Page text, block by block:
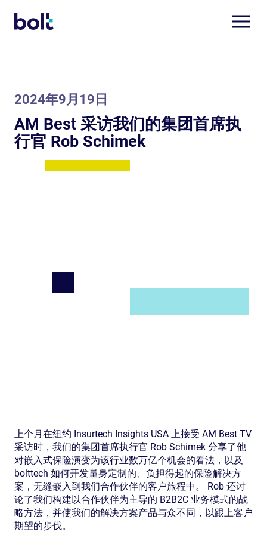
2024年9月19日
AM Best 采访我们的集团首席执
行官 Rob Schimek
上个月在纽约 Insurtech Insights USA 上接受 AM Best TV
采访时，我们的集团首席执行官 Rob Schimek 分享了他
对嵌入式保险演变为该行业数万亿个机会的看法，以及
bolttech 如何开发量身定制的、负担得起的保险解决方
案，无缝嵌入到我们合作伙伴的客户旅程中。 Rob 还讨
论了我们构建以合作伙伴为主导的 B2B2C 业务模式的战
略方法，并使我们的解决方案产品与众不同，以跟上客户
期望的步伐。